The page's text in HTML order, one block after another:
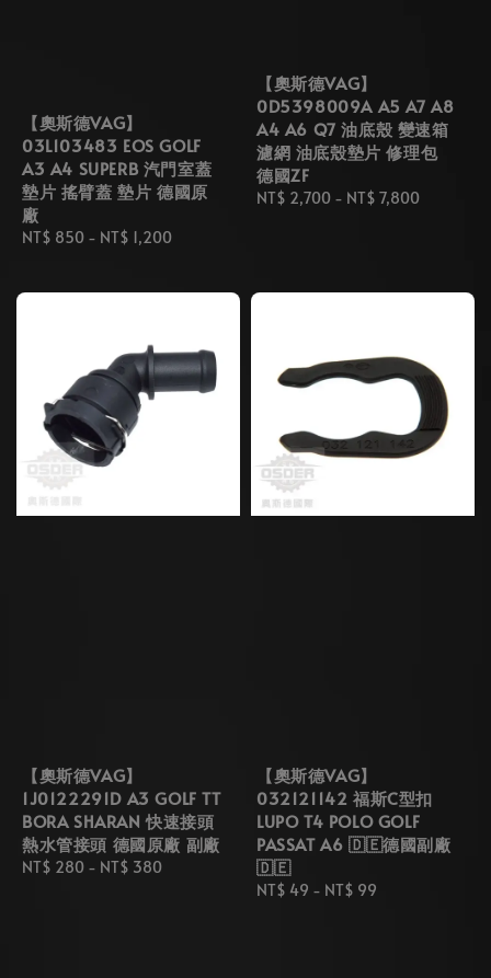
【奧斯德VAG】
03L103483 EOS GOLF
A3 A4 SUPERB 汽門室蓋
墊片 搖臂蓋 墊片 德國原
廠
Regular
NT$ 850 - NT$ 1,200
【奧斯德VAG】
0D5398009A A5 A7 A8
A4 A6 Q7 油底殼 變速箱
濾網 油底殼墊片 修理包
德國ZF
Regular
NT$ 2,700 - NT$ 7,800
【奧斯德VAG】
1J0122291D A3 GOLF TT
BORA SHARAN 快速接頭
熱水管接頭 德國原廠 副廠
Regular
NT$ 280 - NT$ 380
【奧斯德VAG】
032121142 福斯C型扣
LUPO T4 POLO GOLF
PASSAT A6 🇩🇪德國副廠
🇩🇪
Regular
NT$ 49 - NT$ 99